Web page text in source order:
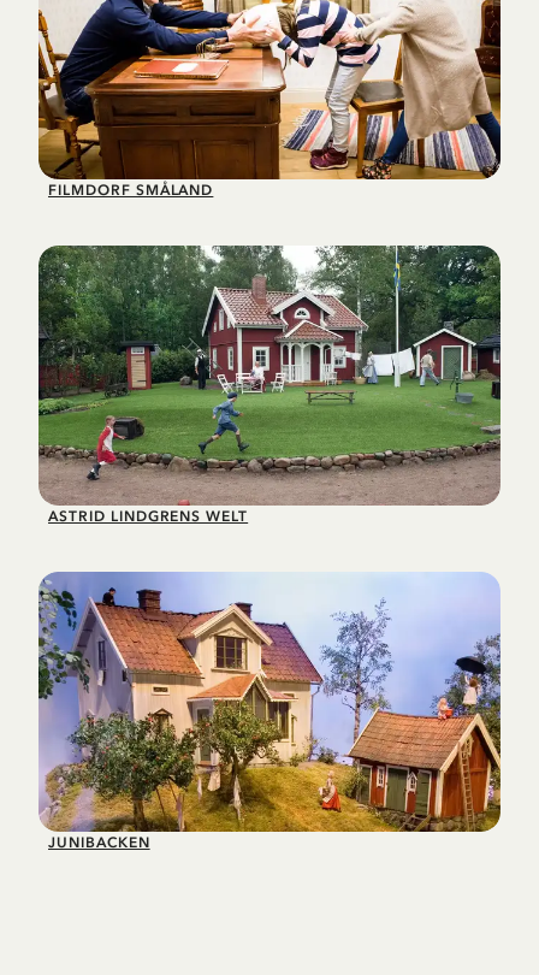
FILMDORF SMÅLAND
ASTRID LINDGRENS WELT
JUNIBACKEN